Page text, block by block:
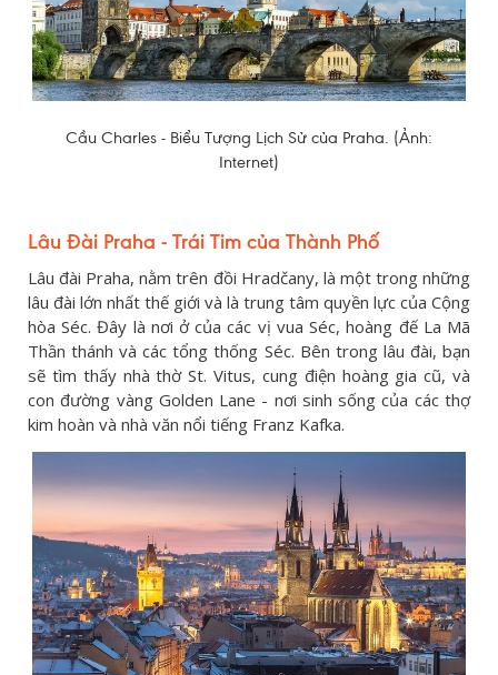
Cầu Charles - Biểu Tượng Lịch Sử của Praha. (Ảnh:
Internet)
Lâu Đài Praha - Trái Tim của Thành Phố
Lâu đài Praha, nằm trên đồi Hradčany, là một trong những
lâu đài lớn nhất thế giới và là trung tâm quyền lực của Cộng
hòa Séc. Đây là nơi ở của các vị vua Séc, hoàng đế La Mã
Thần thánh và các tổng thống Séc. Bên trong lâu đài, bạn
sẽ tìm thấy nhà thờ St. Vitus, cung điện hoàng gia cũ, và
con đường vàng Golden Lane - nơi sinh sống của các thợ
kim hoàn và nhà văn nổi tiếng Franz Kafka.